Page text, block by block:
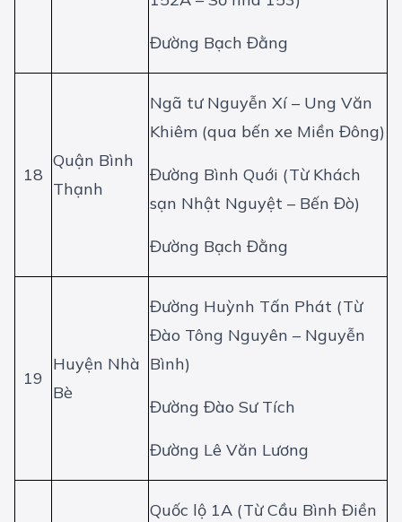
Đường Bạch Đằng
18
Quận Bình
Thạnh
Ngã tư Nguyễn Xí – Ung Văn
Khiêm (qua bến xe Miền Đông)
Đường Bình Quới (Từ Khách
sạn Nhật Nguyệt – Bến Đò)
Đường Bạch Đằng
19
Huyện Nhà
Bè
Đường Huỳnh Tấn Phát (Từ
Đào Tông Nguyên – Nguyễn
Bình)
Đường Đào Sư Tích
Đường Lê Văn Lương
Quốc lộ 1A (Từ Cầu Bình Điền